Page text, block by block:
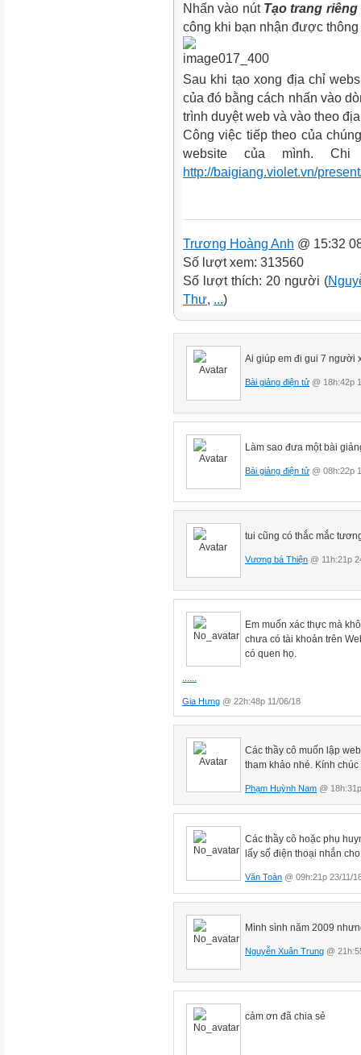
Nhấn vào nút Tạo trang riêng
công khi bạn nhận được
Sau khi tạo xong địa chỉ
của đó bằng cách nhấn vào
trình duyệt web và vào theo
Công việc tiếp theo của
website của mình.
http://baigiang.violet.vn/
Trương Hoàng Anh @ 15:32
Số lượt xem: 313560
Số lượt thích: 20 người (
Thư, ...)
Ai giúp em đi gui 7 người
Bài giảng điện tử @ 18h:42p
Làm sao đưa một bài
Bài giảng điện tử @ 08h:22p
tui cũng có thắc mắc
Vương bá Thiện @ 11h:21p
Em muốn xác thực mà
chưa có tài khoản trên
có quen họ.
Gia Hưng @ 22h:48p 11/06/18
Các thầy cô muốn lập
tham khảo nhé. Kính
Phạm Huỳnh Nam @
Các thầy cô hoặc phụ
lấy số điện thoại nhắn
Văn Toàn @ 09h:21p 23/11/
Mình sình năm 2009
Nguyễn Xuân Trung @
cảm ơn đã chia sẻ